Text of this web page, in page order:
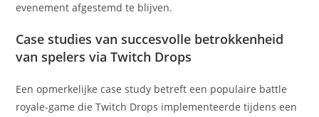
evenement afgestemd te blijven.
Case studies van succesvolle betrokkenheid
van spelers via Twitch Drops
Een opmerkelijke case study betreft een populaire battle
royale-game die Twitch Drops implementeerde tijdens een